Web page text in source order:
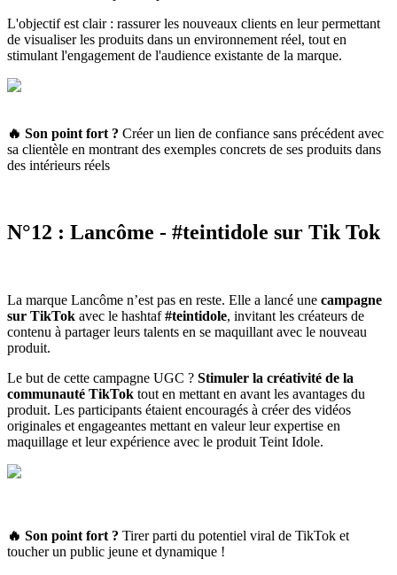
L'objectif est clair : rassurer les nouveaux clients en leur permettant
de visualiser les produits dans un environnement réel, tout en
stimulant l'engagement de l'audience existante de la marque.
🔥 Son point fort ? Créer un lien de confiance sans précédent avec
sa clientèle en montrant des exemples concrets de ses produits dans
des intérieurs réels
N°12 : Lancôme - #teintidole sur Tik Tok
La marque Lancôme n’est pas en reste. Elle a lancé une campagne
sur TikTok avec le hashtaf#teintidole, invitant les créateurs de
contenu à partager leurs talents en se maquillant avec le nouveau
produit.
Le but de cette campagne UGC ? Stimuler la créativité de la
communauté TikTok tout en mettant en avant les avantages du
produit. Les participants étaient encouragés à créer des vidéos
originales et engageantes mettant en valeur leur expertise en
maquillage et leur expérience avec le produit Teint Idole.
🔥 Son point fort ? Tirer parti du potentiel viral de TikTok et
toucher un public jeune et dynamique !